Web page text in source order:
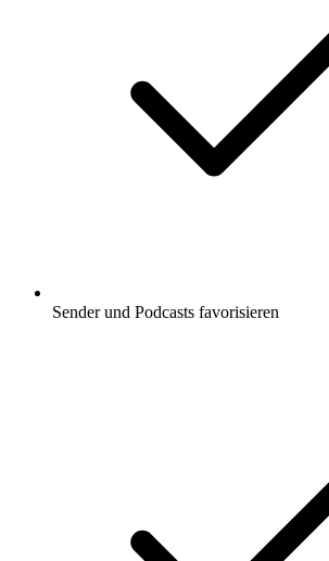
Sender und Podcasts favorisieren